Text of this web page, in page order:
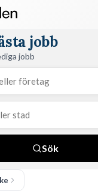
jobb
jobb
Sök